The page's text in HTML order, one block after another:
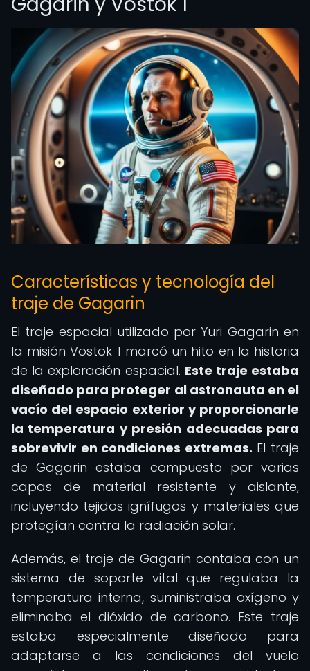
Características y tecnología del
traje de Gagarin
El traje espacial utilizado por Yuri Gagarin en
la misión Vostok 1 marcó un hito en la historia
de la exploración espacial. Este traje estaba
diseñado para proteger al astronauta en el
vacío del espacio exterior y proporcionarle
la temperatura y presión adecuadas para
sobrevivir en condiciones extremas. El traje
de Gagarin estaba compuesto por varias
capas de material resistente y aislante,
incluyendo tejidos ignífugos y materiales que
protegían contra la radiación solar.
Además, el traje de Gagarin contaba con un
sistema de soporte vital que regulaba la
temperatura interna, suministraba oxígeno y
eliminaba el dióxido de carbono. Este traje
estaba especialmente diseñado para
adaptarse a las condiciones del vuelo